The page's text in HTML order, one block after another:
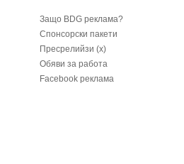
Защо BDG реклама?
Спонсорски пакети
Пресрелийзи (x)
Обяви за работа
Facebook реклама